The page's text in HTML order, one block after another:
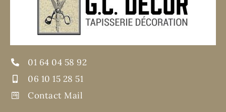
01 64 04 58 92
06 10 15 28 51
Contact Mail